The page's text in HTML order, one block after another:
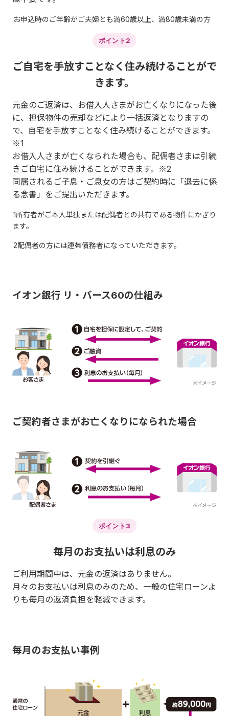
お申込時のご年齢がご夫婦とも満60歳以上、満80歳未満の方
ポイント2
ご自宅を手放すことなく住み続けることがで
きます。
元金のご返済は、お借入人さまがお亡くなりになった後
に、担保物件の売却などにより一括返済となりますの
で、自宅を手放すことなく住み続けることができます。
※1
お借入人さまが亡くなられた場合も、配偶者さまは引続
きご自宅に住み続けることができます。※2
同居されるご子息・ご息女の方はご契約時に「退去に係
る念書」をご提出いただきます。
1所有者がご本人単独または配偶者との共有である物件にかぎり
ます。
2配偶者の方には連帯債務者になっていただきます。
イオン銀行 リ・バース60の仕組み
ご契約者さまがお亡くなりになられた場合
ポイント3
毎月のお支払いは利息のみ
ご利用期間中は、元金の返済はありません。
月々のお支払いは利息のみのため、一般の住宅ローンよ
りも毎月の返済負担を軽減できます。
毎月のお支払い事例